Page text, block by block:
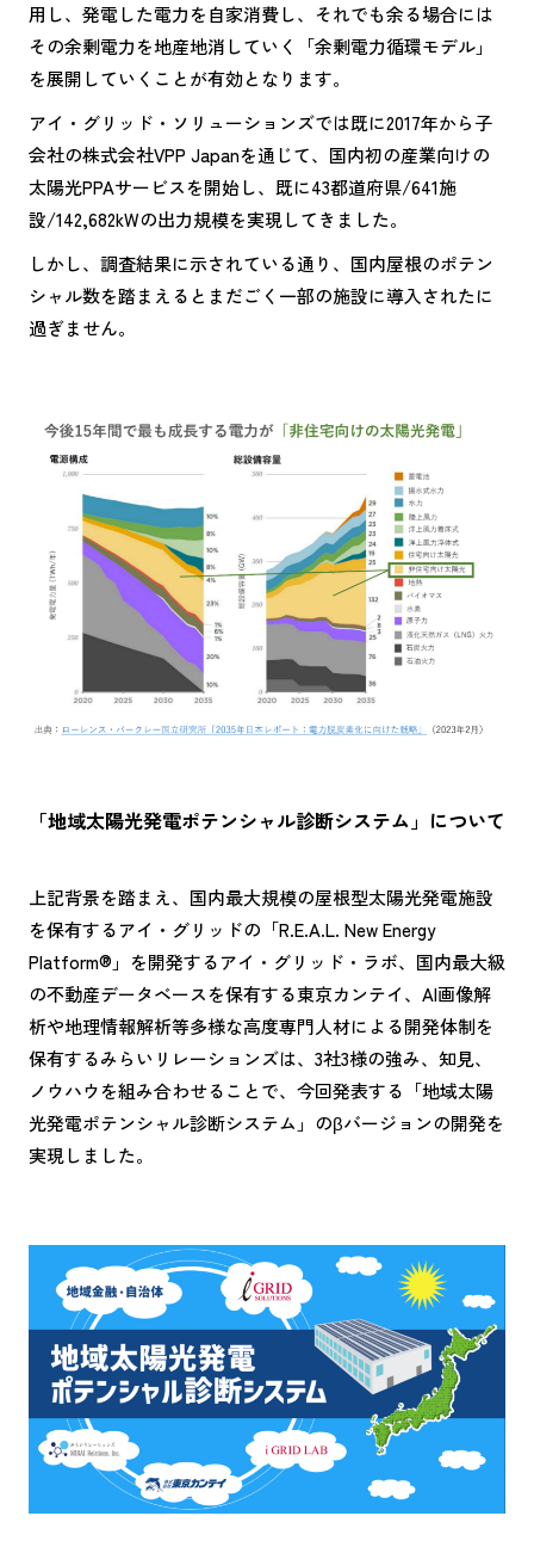
用し、発電した電力を自家消費し、それでも余る場合には
その余剰電力を地産地消していく「余剰電力循環モデル」
を展開していくことが有効となります。
アイ・グリッド・ソリューションズでは既に2017年から子
会社の株式会社VPP Japanを通じて、国内初の産業向けの
太陽光PPAサービスを開始し、既に43都道府県/641施
設/142,682kWの出力規模を実現してきました。
しかし、調査結果に示されている通り、国内屋根のポテン
シャル数を踏まえるとまだごく一部の施設に導入されたに
過ぎません。
「地域太陽光発電ポテンシャル診断システム」について
上記背景を踏まえ、国内最大規模の屋根型太陽光発電施設
を保有するアイ・グリッドの「R.E.A.L. New Energy
Platform®」を開発するアイ・グリッド・ラボ、国内最大級
の不動産データベースを保有する東京カンテイ、AI画像解
析や地理情報解析等多様な高度専門人材による開発体制を
保有するみらいリレーションズは、3社3様の強み、知見、
ノウハウを組み合わせることで、今回発表する「地域太陽
光発電ポテンシャル診断システム」のβバージョンの開発を
実現しました。